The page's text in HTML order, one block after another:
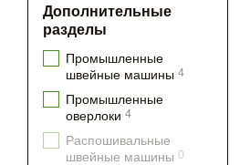
Дополнительные
разделы
Промышленные
швейные машины 4
Промышленные
оверлоки 4
Распошивальные
швейные машины 0